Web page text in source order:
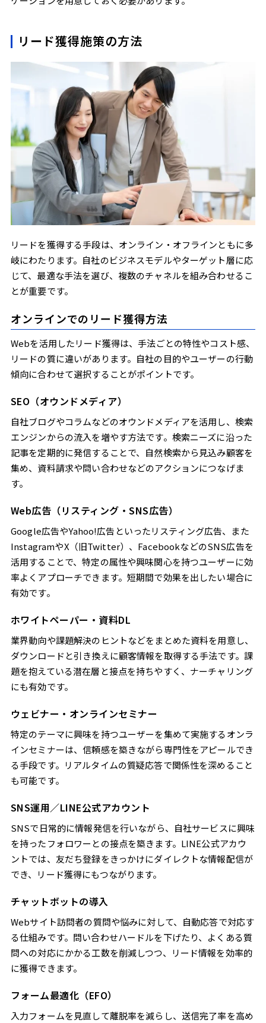
リード獲得施策の方法
リードを獲得する手段は、オンライン・オフラインともに多
岐にわたります。自社のビジネスモデルやターゲット層に応
じて、最適な手法を選び、複数のチャネルを組み合わせるこ
とが重要です。
オンラインでのリード獲得方法
Webを活用したリード獲得は、手法ごとの特性やコスト感、
リードの質に違いがあります。自社の目的やユーザーの行動
傾向に合わせて選択することがポイントです。
SEO（オウンドメディア）
自社ブログやコラムなどのオウンドメディアを活用し、検索
エンジンからの流入を増やす方法です。検索ニーズに沿った
記事を定期的に発信することで、自然検索から見込み顧客を
集め、資料請求や問い合わせなどのアクションにつなげま
す。
Web広告（リスティング・SNS広告）
Google広告やYahoo!広告といったリスティング広告、また
InstagramやX（旧Twitter）、FacebookなどのSNS広告を
活用することで、特定の属性や興味関心を持つユーザーに効
率よくアプローチできます。短期間で効果を出したい場合に
有効です。
ホワイトペーパー・資料DL
業界動向や課題解決のヒントなどをまとめた資料を用意し、
ダウンロードと引き換えに顧客情報を取得する手法です。課
題を抱えている潜在層と接点を持ちやすく、ナーチャリング
にも有効です。
ウェビナー・オンラインセミナー
特定のテーマに興味を持つユーザーを集めて実施するオンラ
インセミナーは、信頼感を築きながら専門性をアピールでき
る手段です。リアルタイムの質疑応答で関係性を深めること
も可能です。
SNS運用／LINE公式アカウント
SNSで日常的に情報発信を行いながら、自社サービスに興味
を持ったフォロワーとの接点を築きます。LINE公式アカウ
ントでは、友だち登録をきっかけにダイレクトな情報配信が
でき、リード獲得にもつながります。
チャットボットの導入
Webサイト訪問者の質問や悩みに対して、自動応答で対応す
る仕組みです。問い合わせハードルを下げたり、よくある質
問への対応にかかる工数を削減しつつ、リード情報を効率的
に獲得できます。
フォーム最適化（EFO）
入力フォームを見直して離脱率を減らし、送信完了率を高め